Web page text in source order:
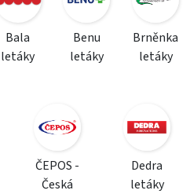
Bala
letáky
Benu
letáky
Brněnka
letáky
ČEPOS -
Česká
Dedra
letáky